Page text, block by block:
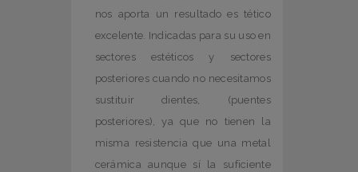
nos aporta un resultado es tético
excelente. Indicadas para su uso en
sectores estéticos y sectores
posteriores cuando no necesitamos
sustituir dientes, (puentes
posteriores), ya que no tienen la
misma resistencia que una metal
cerámica aunque sí la suficiente